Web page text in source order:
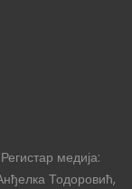
медија:
Тодоровић,